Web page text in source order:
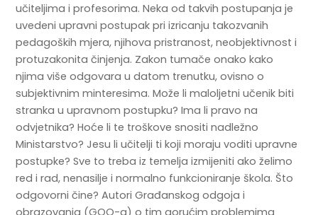
učiteljima i profesorima. Neka od takvih postupanja je
uvedeni upravni postupak pri izricanju takozvanih
pedagoških mjera, njihova pristranost, neobjektivnost i
protuzakonita činjenja. Zakon tumače onako kako
njima više odgovara u datom trenutku, ovisno o
subjektivnim minteresima. Može li maloljetni učenik biti
stranka u upravnom postupku? Ima li pravo na
odvjetnika? Hoće li te troškove snositi nadležno
Ministarstvo? Jesu li učitelji ti koji moraju voditi upravne
postupke? Sve to treba iz temelja izmijeniti ako želimo
red i rad, nenasilje i normalno funkcioniranje škola. Što
odgovorni čine? Autori Građanskog odgoja i
obrazovanja (GOO-a) o tim gorućim problemima